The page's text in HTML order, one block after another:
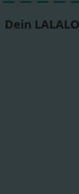
Dein